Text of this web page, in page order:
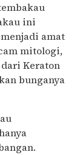
ini
amat
mitologi,
Keraton
bunganya